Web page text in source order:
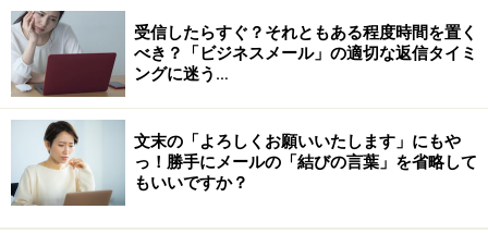
受信したらすぐ？それともある程度時間を置く
べき？「ビジネスメール」の適切な返信タイミ
ングに迷う…
文末の「よろしくお願いいたします」にもや
っ！勝手にメールの「結びの言葉」を省略して
もいいですか？